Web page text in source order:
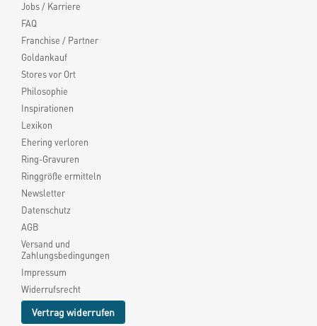
Jobs / Karriere
FAQ
Franchise / Partner
Goldankauf
Stores vor Ort
Philosophie
Inspirationen
Lexikon
Ehering verloren
Ring-Gravuren
Ringgröße ermitteln
Newsletter
Datenschutz
AGB
Versand und
Zahlungsbedingungen
Impressum
Widerrufsrecht
Vertrag widerrufen